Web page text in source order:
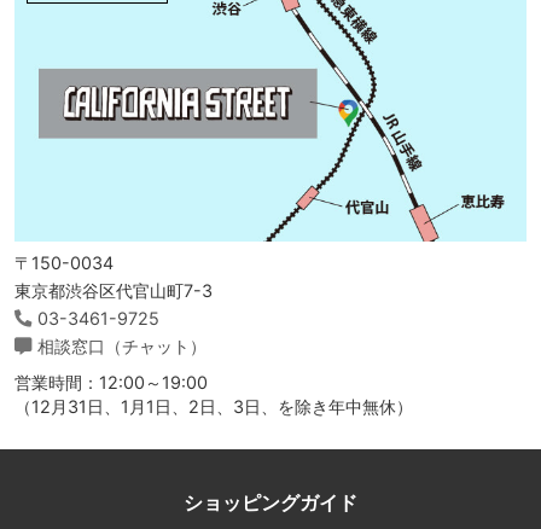
〒150-0034
東京都渋谷区代官山町7-3
03-3461-9725
相談窓口（チャット）
営業時間：12:00～19:00
（12月31日、1月1日、2日、3日、を除き年中無休）
ショッピングガイド